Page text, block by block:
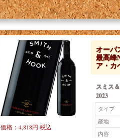
オーパ
最高峰
ア・カ
スミス
2023
タイプ
産地
内容
価格：4,818円 税込